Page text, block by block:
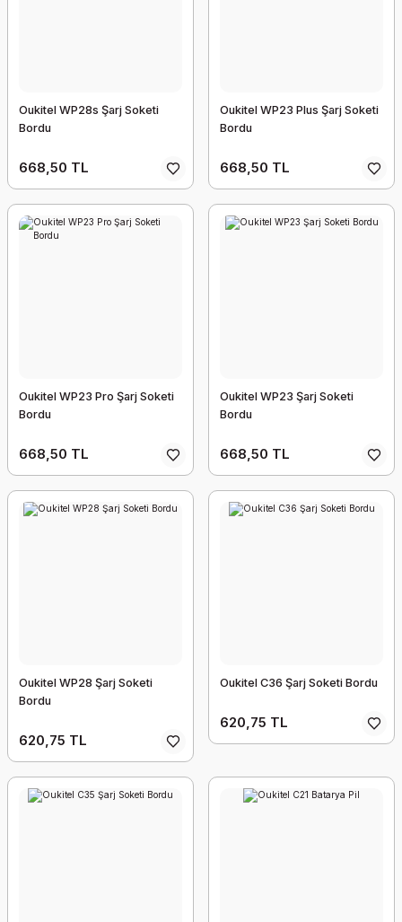
Oukitel WP28s Şarj Soketi
Bordu
668,50 TL
Oukitel WP23 Plus Şarj Soketi
Bordu
668,50 TL
Oukitel WP23 Pro Şarj Soketi
Bordu
668,50 TL
Oukitel WP23 Şarj Soketi
Bordu
668,50 TL
Oukitel WP28 Şarj Soketi
Bordu
620,75 TL
Oukitel C36 Şarj Soketi Bordu
620,75 TL